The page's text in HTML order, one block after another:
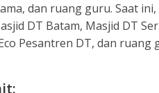
dan ruang guru. Saat
DT Batam, Masjid DT
Pesantren DT, dan ruang